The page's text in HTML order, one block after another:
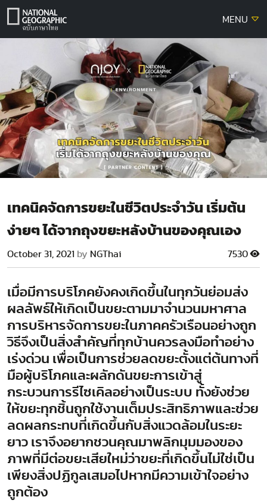
Skip
MENU
เทคนิคจัดการขยะในชีวิตประจำวัน เริ่มต้น
ง่ายๆ ได้จากถุงขยะหลังบ้านของคุณเอง
October 31, 2021 by NGThai 7530
เมื่อมีการบริโภคยังคงเกิดขึ้นในทุกวันย่อมส่ง
ผลลัพธ์ให้เกิดเป็นขยะตามมาจำนวนมหาศาล
การบริหารจัดการขยะในภาคครัวเรือนอย่างถูก
วิธีจึงเป็นสิ่งสำคัญที่ทุกบ้านควรลงมือทำอย่าง
เร่งด่วน เพื่อเป็นการช่วยลดขยะตั้งแต่ต้นทางที่
มือผู้บริโภคและผลักดันขยะการเข้าสู่
กระบวนการรีไซเคิลอย่างเป็นระบบ ทั้งยังช่วย
ให้ขยะทุกชิ้นถูกใช้งานเต็มประสิทธิภาพและช่วย
ลดผลกระทบที่เกิดขึ้นกับสิ่งแวดล้อมในระยะ
ยาว เราจึงอยากชวนคุณมาพลิกมุมมองของ
ภาพที่มีต่อขยะเสียใหม่ว่าขยะที่เกิดขึ้นไม่ใช่เป็น
เพียงสิ่งปฏิกูลเสมอไปหากมีความเข้าใจอย่าง
ถูกต้อง